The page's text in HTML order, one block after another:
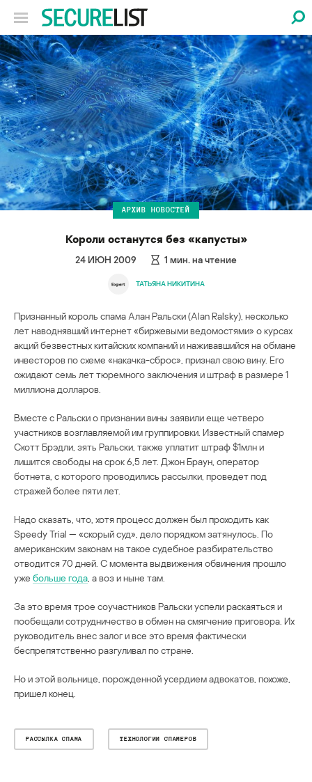
АРХИВ НОВОСТЕЙ
Короли останутся без «капусты»
24 ИЮН 2009 1 мин. на чтение
ТАТЬЯНА НИКИТИНА
Признанный король спама Алан Ральски (Alan Ralsky), несколько
лет наводнявший интернет «биржевыми ведомостями» о курсах
акций безвестных китайских компаний и наживавшийся на обмане
инвесторов по схеме «накачка-сброс», признал свою вину. Его
ожидают семь лет тюремного заключения и штраф в размере 1
миллиона долларов.
Вместе с Ральски о признании вины заявили еще четверо
участников возглавляемой им группировки. Известный спамер
Скотт Брэдли, зять Ральски, также уплатит штраф $1млн и
лишится свободы на срок 6,5 лет. Джон Браун, оператор
ботнета, с которого проводились рассылки, проведет под
стражей более пяти лет.
Надо сказать, что, хотя процесс должен был проходить как
Speedy Trial — «скорый суд», дело порядком затянулось. По
американским законам на такое судебное разбирательство
отводится 70 дней. С момента выдвижения обвинения прошло
уже больше года , а воз и ныне там.
За это время трое соучастников Ральски успели раскаяться и
пообещали сотрудничество в обмен на смягчение приговора. Их
руководитель внес залог и все это время фактически
беспрепятственно разгуливал по стране.
Но и этой вольнице, порожденной усердием адвокатов, похоже,
пришел конец.
РАССЫЛКА СПАМА ТЕХНОЛОГИИ СПАМЕРОВ